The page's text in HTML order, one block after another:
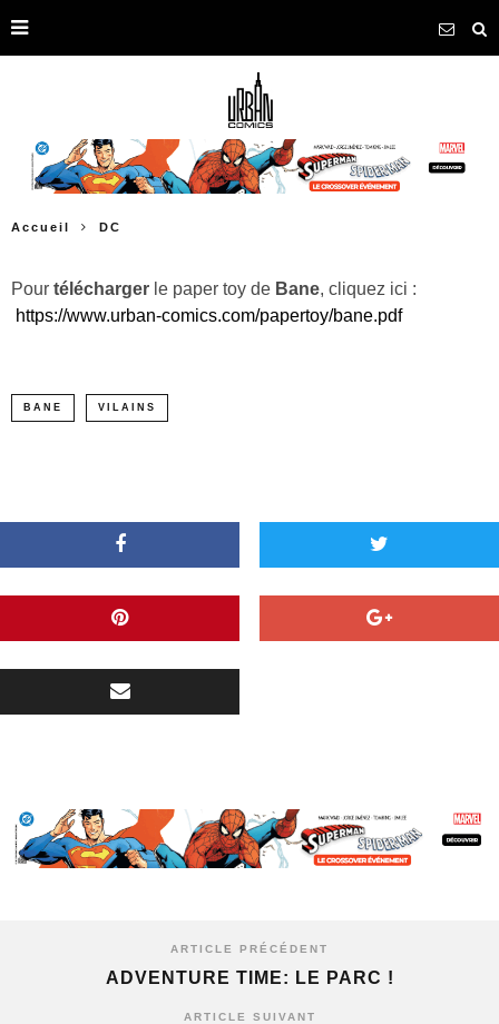
Accueil DC
Pour télécharger le paper toy de Bane, cliquez ici :
https://www.urban-comics.com/papertoy/bane.pdf
BANE VILAINS
ARTICLE PRÉCÉDENT
ADVENTURE TIME: LE PARC !
ARTICLE SUIVANT